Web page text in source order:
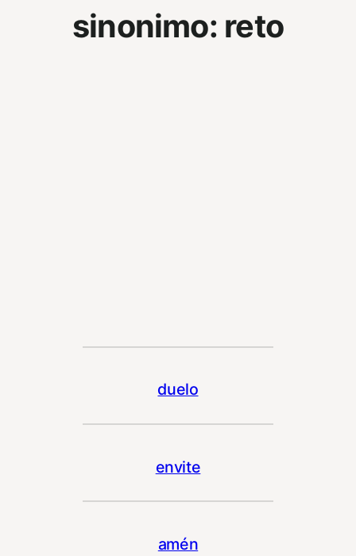
sinonimo: reto
duelo
envite
amén